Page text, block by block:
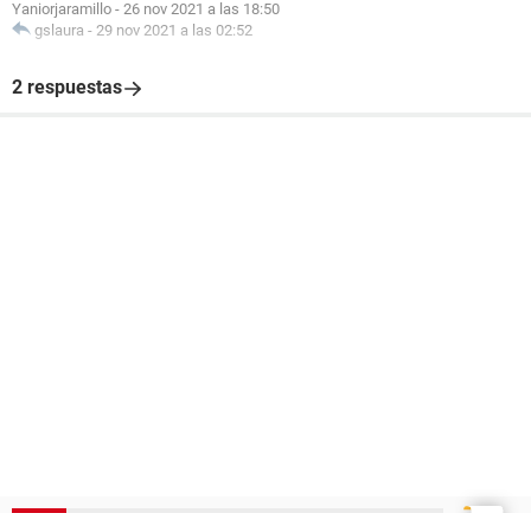
Yaniorjaramillo - 26 nov 2021 a las 18:50
gslaura - 29 nov 2021 a las 02:52
2 respuestas